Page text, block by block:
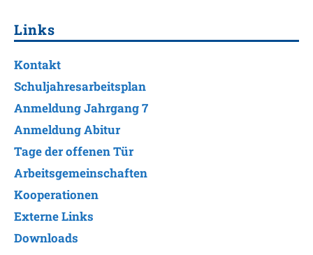
Links
Kontakt
Schuljahresarbeitsplan
Anmeldung Jahrgang 7
Anmeldung Abitur
Tage der offenen Tür
Arbeitsgemeinschaften
Kooperationen
Externe Links
Downloads